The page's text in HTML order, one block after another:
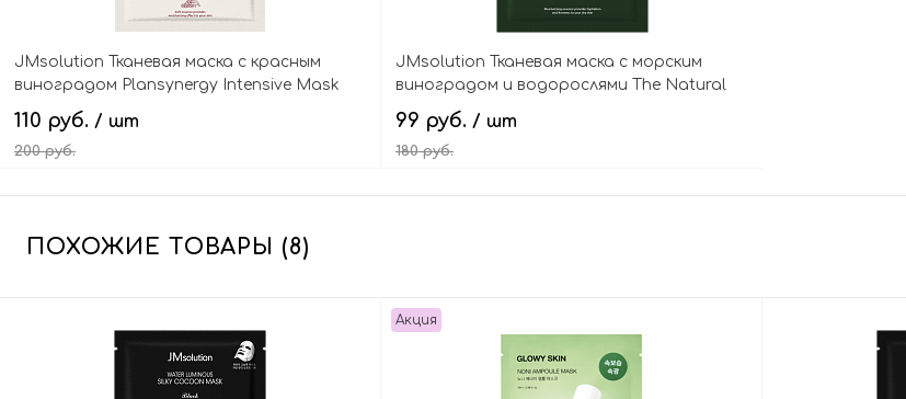
JMsolution Тканевая маска с красным
виноградом Plansynergy Intensive Mask
Red Grape
110 руб. / шт
200 руб.
JMsolution Тканевая маска с морским
виноградом и водорослями The Natural
Sea Grape Mask Moisture
99 руб. / шт
180 руб.
ПОХОЖИЕ ТОВАРЫ (8)
Акция